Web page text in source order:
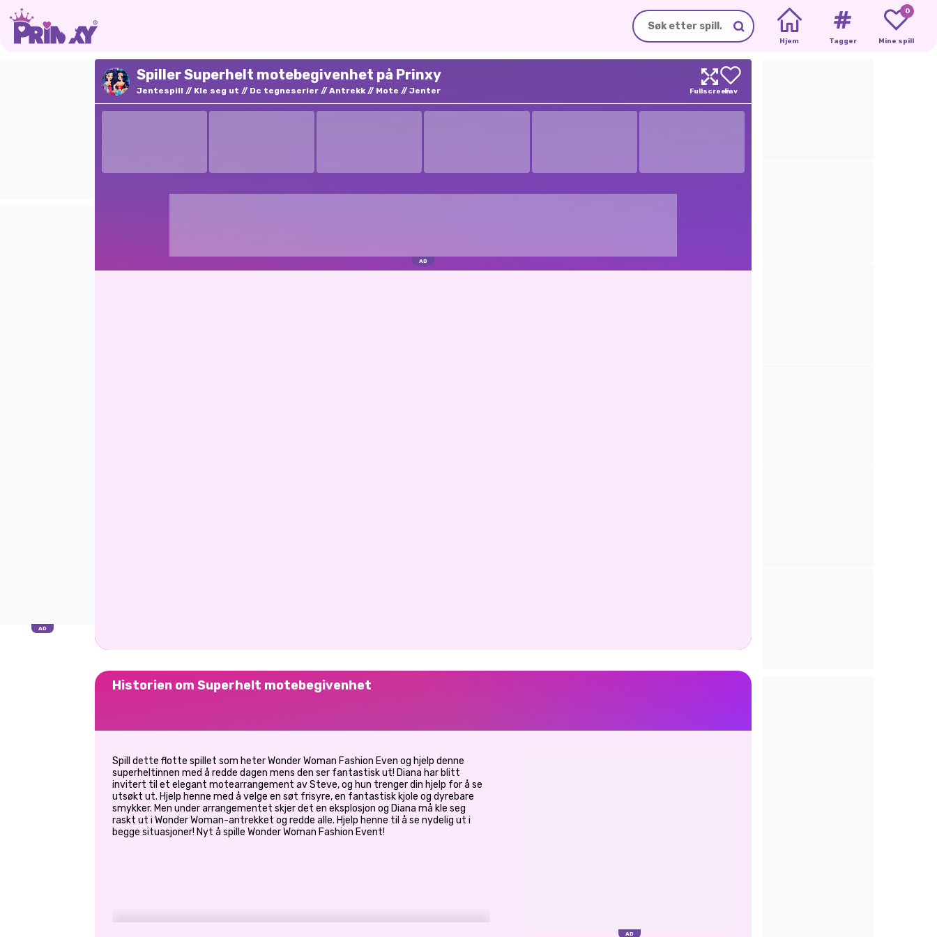
Hjem Tagger
0
Mine spill
Spiller Superhelt motebegivenhet på Prinxy
Jentespill Kle seg ut Dc tegneserier Antrekk Mote Jenter
Historien om Superhelt motebegivenhet
Spill dette flotte spillet som heter Wonder Woman Fashion Even og hjelp denne
superheltinnen med å redde dagen mens den ser fantastisk ut! Diana har blitt
invitert til et elegant motearrangement av Steve, og hun trenger din hjelp for å se
utsøkt ut. Hjelp henne med å velge en søt frisyre, en fantastisk kjole og dyrebare
smykker. Men under arrangementet skjer det en eksplosjon og Diana må kle seg
raskt ut i Wonder Woman-antrekket og redde alle. Hjelp henne til å se nydelig ut i
begge situasjoner! Nyt å spille Wonder Woman Fashion Event!